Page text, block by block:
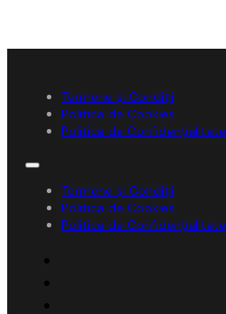
Termene și Condiții
Politica de Cookies
Politica de Confidențialitate
Termene și Condiții
Politica de Cookies
Politica de Confidențialitate